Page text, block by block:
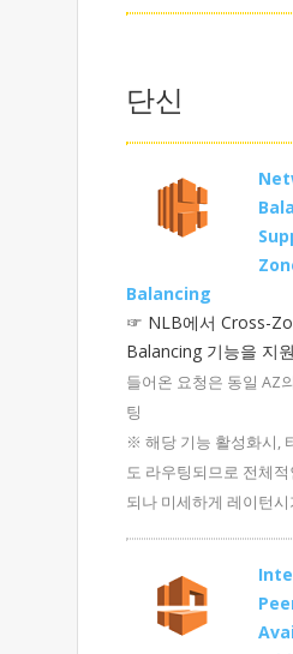
단신
Balancing
☞ NLB에서 Cross-
Balancing 기능을 지원
들어온 요청은 동일 AZ
팅
※ 해당 기능 활성화시,
도 라우팅되므로 전체
되나 미세하게 레이턴